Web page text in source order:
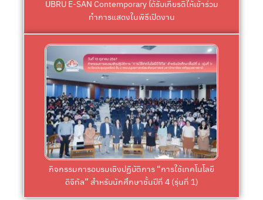
UBRU E-SAN Contemporary ได้รับเกียรติให้เข้าร่วม
ทำการแสดงในพิธีเปิดงาน
กิจกรรมการอบรมเชิงปฏิบัติการ “การใช้เทคโนโลยี
ดิจิทัล” สำหรับนักศึกษาชั้นปีที่ 4 (รุ่นที่ 1)
กิจกรรมการอบรมเชิงปฏิบัติการ “การใช้เทคโนโลยี
ดิจิทัล” สำหรับนักศึกษาชั้นปีที่ 4 (รุ่นที่ 1) ณ ห้อง
ประชุมบุษยรัตน์ ชั้น 2 คณะมนุษยศาสตร์และ
สังคมศาสตร์ มหาวิทยาลัยราชภัฏอุบลราชธานี
Click